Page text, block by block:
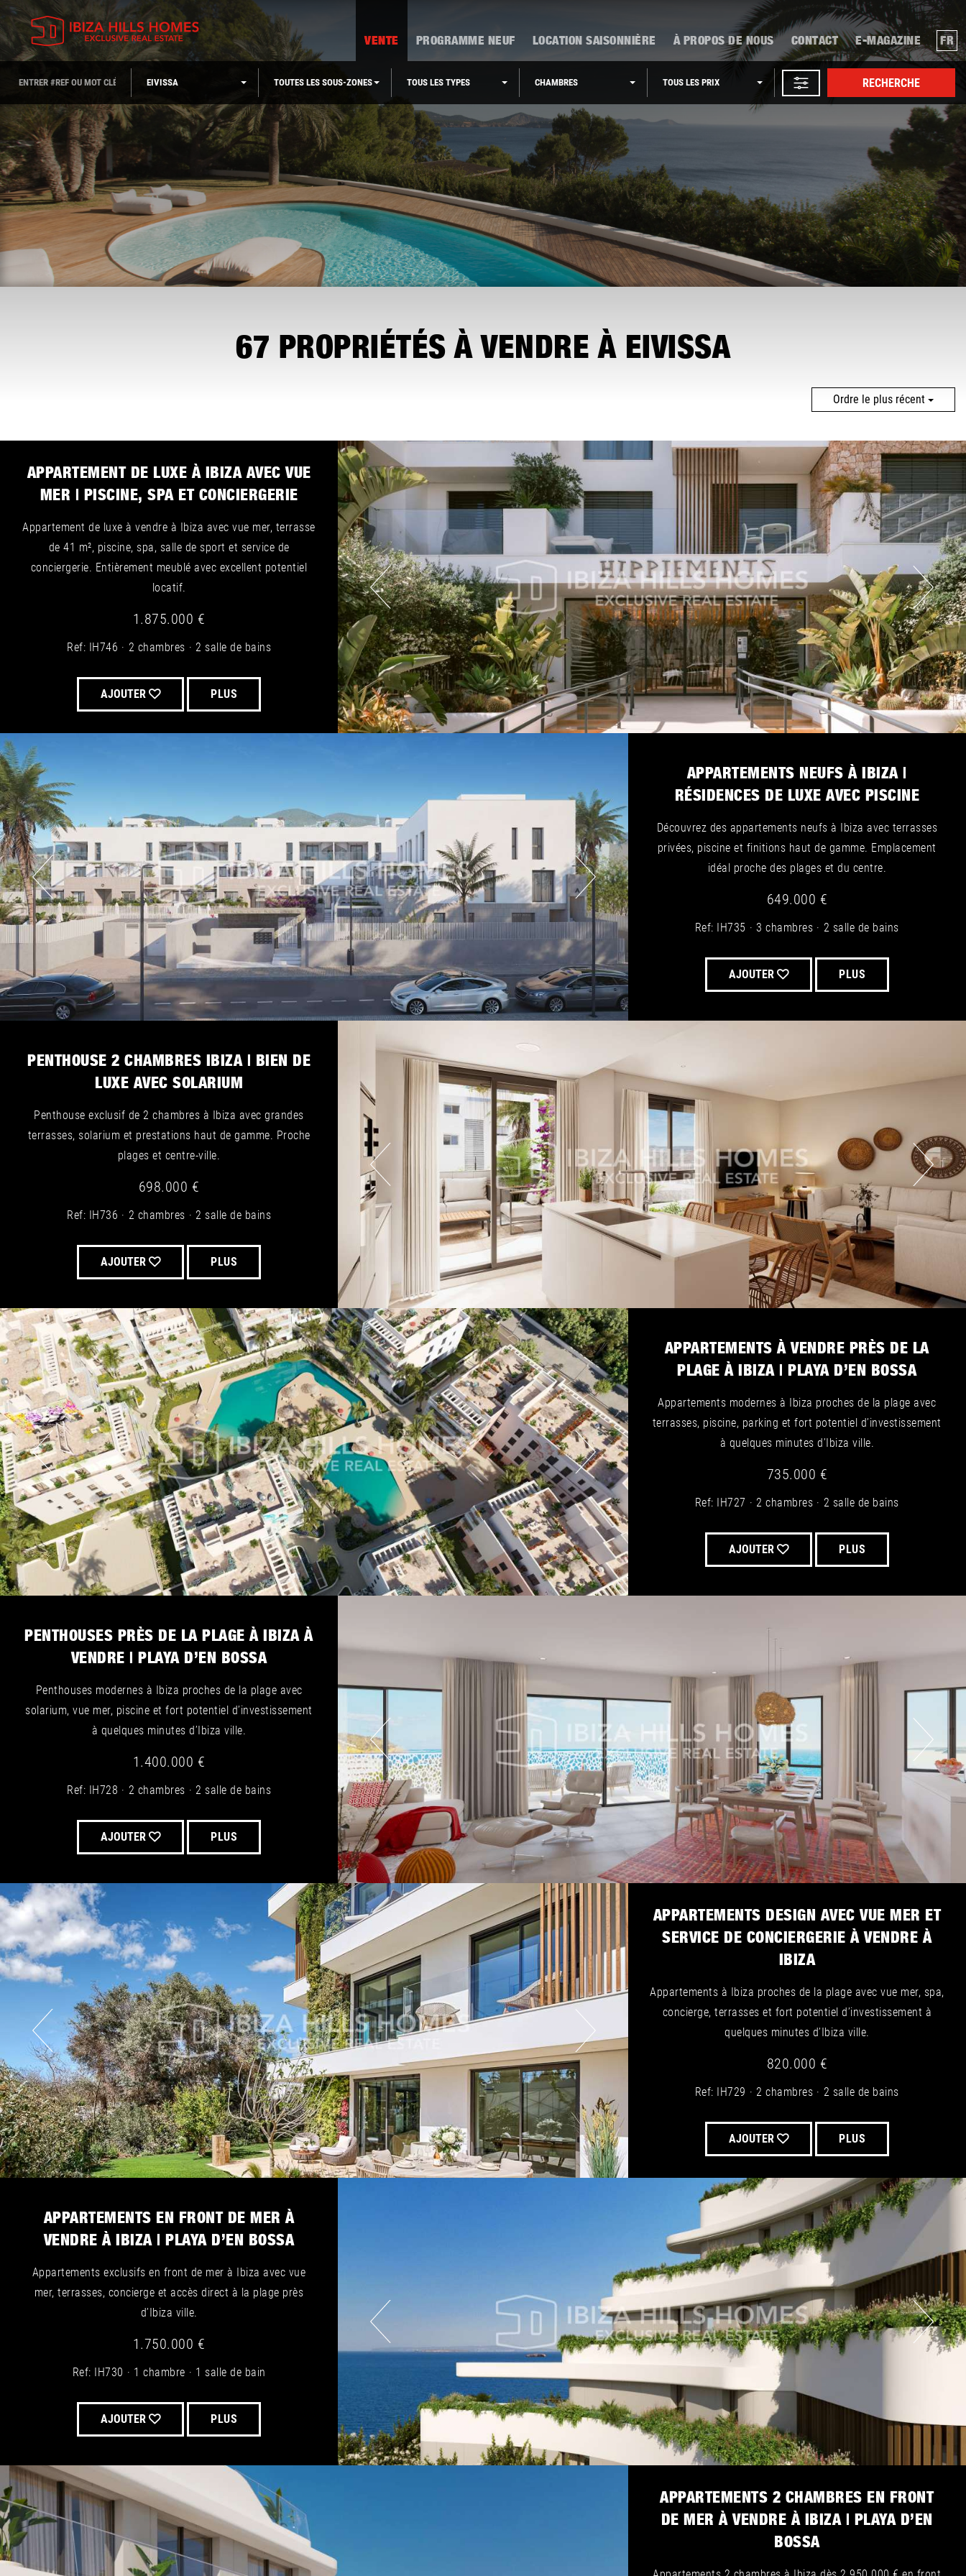
VENTE PROGRAMME NEUF LOCATION SAISONNIÈRE À PROPOS DE NOUS CONTACT E-MAGAZINE FR
EIVISSA TOUTES LES SOUS-ZONES TOUS LES TYPES CHAMBRES TOUS LES PRIX RECHERCHE
67 PROPRIÉTÉS À VENDRE À EIVISSA
Ordre le plus récent
APPARTEMENT DE LUXE À IBIZA AVEC VUE
MER | PISCINE, SPA ET CONCIERGERIE
Appartement de luxe à vendre à Ibiza avec vue mer, terrasse
de 41 m², piscine, spa, salle de sport et service de
conciergerie. Entièrement meublé avec excellent potentiel
locatif.
1.875.000 €
Ref: IH746 2 chambres 2 salle de bains
AJOUTER PLUS
APPARTEMENTS NEUFS À IBIZA |
RÉSIDENCES DE LUXE AVEC PISCINE
Découvrez des appartements neufs à Ibiza avec terrasses
privées, piscine et finitions haut de gamme. Emplacement
idéal proche des plages et du centre.
649.000 €
Ref: IH735 3 chambres 2 salle de bains
AJOUTER PLUS
PENTHOUSE 2 CHAMBRES IBIZA | BIEN DE
LUXE AVEC SOLARIUM
Penthouse exclusif de 2 chambres à Ibiza avec grandes
terrasses, solarium et prestations haut de gamme. Proche
plages et centre-ville.
698.000 €
Ref: IH736 2 chambres 2 salle de bains
AJOUTER PLUS
APPARTEMENTS À VENDRE PRÈS DE LA
PLAGE À IBIZA | PLAYA D’EN BOSSA
Appartements modernes à Ibiza proches de la plage avec
terrasses, piscine, parking et fort potentiel d’investissement
à quelques minutes d’Ibiza ville.
735.000 €
Ref: IH727 2 chambres 2 salle de bains
AJOUTER PLUS
PENTHOUSES PRÈS DE LA PLAGE À IBIZA À
VENDRE | PLAYA D’EN BOSSA
Penthouses modernes à Ibiza proches de la plage avec
solarium, vue mer, piscine et fort potentiel d’investissement
à quelques minutes d’Ibiza ville.
1.400.000 €
Ref: IH728 2 chambres 2 salle de bains
AJOUTER PLUS
APPARTEMENTS DESIGN AVEC VUE MER ET
SERVICE DE CONCIERGERIE À VENDRE À
IBIZA
Appartements à Ibiza proches de la plage avec vue mer, spa,
concierge, terrasses et fort potentiel d’investissement à
quelques minutes d’Ibiza ville.
820.000 €
Ref: IH729 2 chambres 2 salle de bains
AJOUTER PLUS
APPARTEMENTS EN FRONT DE MER À
VENDRE À IBIZA | PLAYA D’EN BOSSA
Appartements exclusifs en front de mer à Ibiza avec vue
mer, terrasses, concierge et accès direct à la plage près
d’Ibiza ville.
1.750.000 €
Ref: IH730 1 chambre 1 salle de bain
AJOUTER PLUS
APPARTEMENTS 2 CHAMBRES EN FRONT
DE MER À VENDRE À IBIZA | PLAYA D’EN
BOSSA